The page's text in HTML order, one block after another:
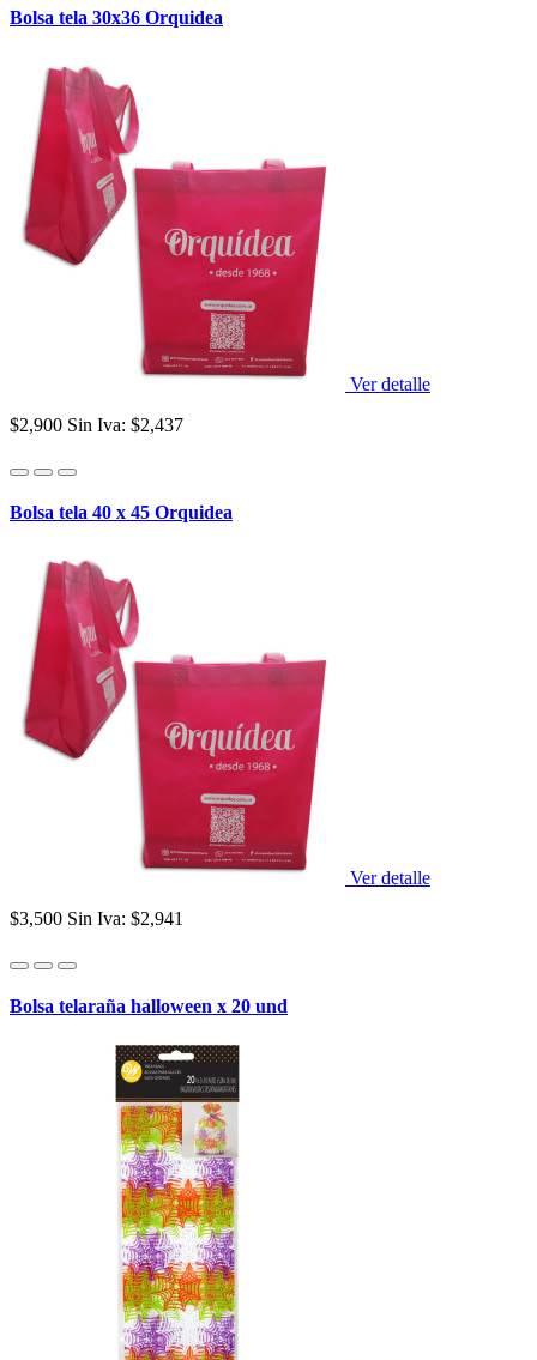
Bolsa tela 30x36 Orquidea
Ver detalle
$2,900 Sin Iva: $2,437
Bolsa tela 40 x 45 Orquidea
Ver detalle
$3,500 Sin Iva: $2,941
Bolsa telaraña halloween x 20 und